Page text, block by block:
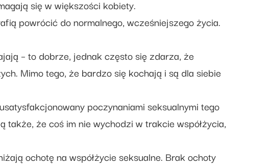
się w większości kobiety.
powrócić do normalnego, wcześniejszego życia.
– to dobrze, jednak często się zdarza, że
Mimo tego, że bardzo się kochają i są dla siebie
poczynaniami seksualnymi tego
także, że coś im nie wychodzi w trakcie współżycia,
ochotę na współżycie seksualne. Brak ochoty